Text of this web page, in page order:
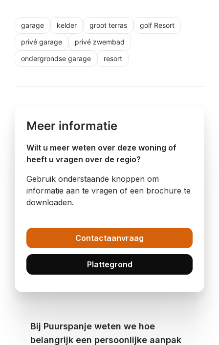
garage kelder groot terras
golf Resort
privé garage
privé zwembad
ondergrondse garage
resort
Meer informatie
Wilt u meer weten over deze woning of
heeft u vragen over de regio?
Gebruik onderstaande knoppen om
informatie aan te vragen of een brochure te
downloaden.
Contactaanvraag
Plattegrond
Bij Puurspanje weten we hoe
belangrijk een persoonlijke aanpak